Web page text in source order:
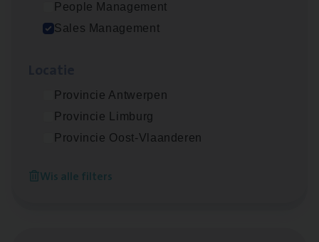
People Management
Sales Management
Provincie Antwerpen
Provincie Limburg
Provincie Oost-Vlaanderen
Wis alle filters
Busi­ness Analyst
Insu­ran­ce Bro­ker Trans­port&
Antwerpen